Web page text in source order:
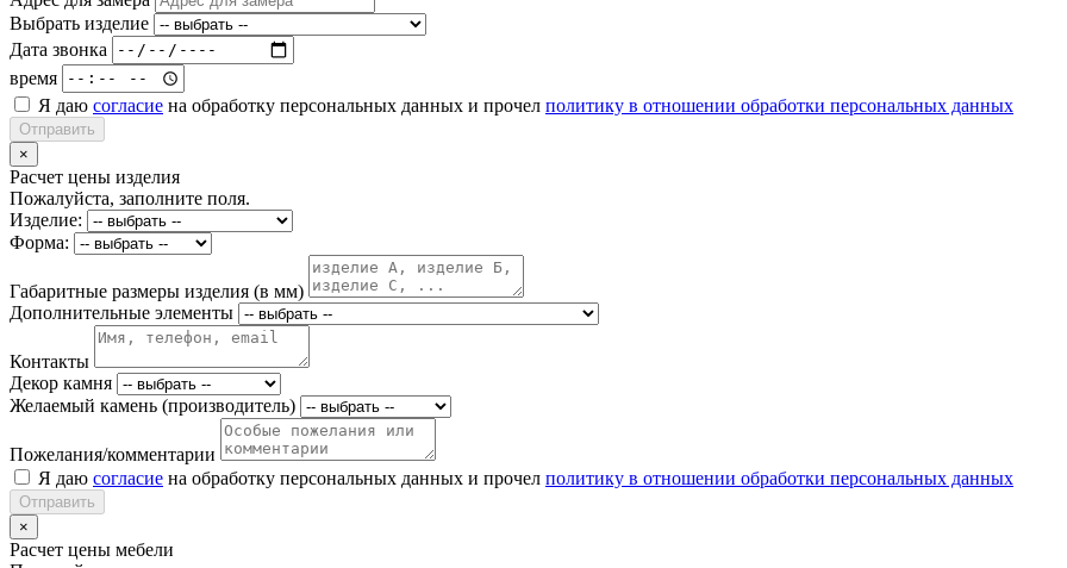
Выбрать изделие
Дата звонка
время
Я даю согласие на обработку персональных данных и прочел политику в отношении обработки персональных данных
Отправить
×
Расчет цены изделия
Пожалуйста, заполните поля.
Изделие:
Форма:
Габаритные размеры изделия (в мм)
Дополнительные элементы
Контакты
Декор камня
Желаемый камень (производитель)
Пожелания/комментарии
Я даю согласие на обработку персональных данных и прочел политику в отношении обработки персональных данных
Отправить
×
Расчет цены мебели